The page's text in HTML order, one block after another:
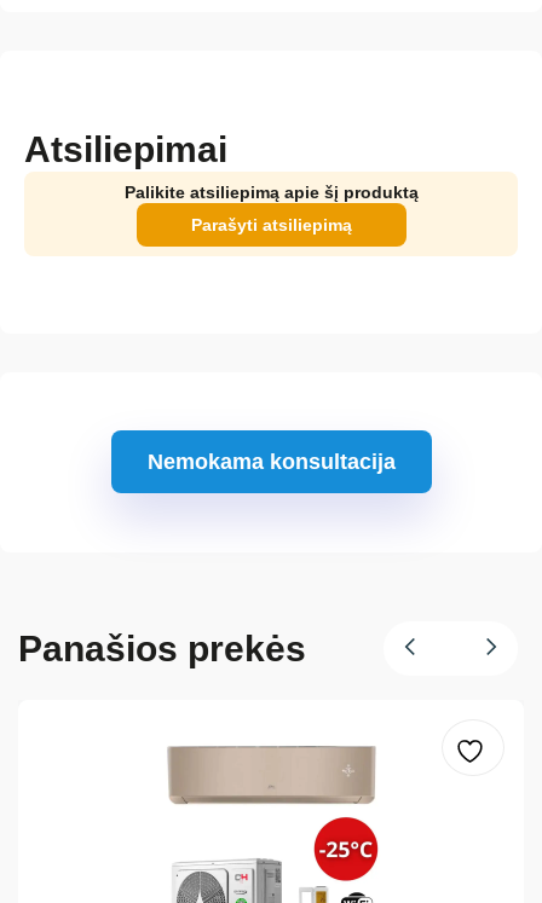
Atsiliepimai
Palikite atsiliepimą apie šį produktą
Parašyti atsiliepimą
Nemokama konsultacija
Panašios prekės